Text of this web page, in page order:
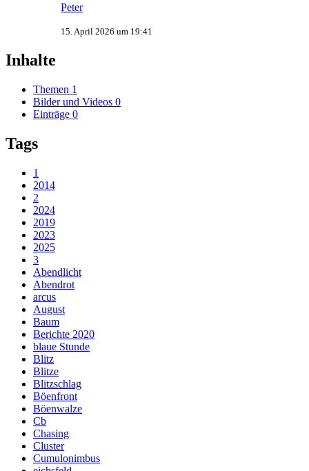
Peter
15. April 2026 um 19:41
Inhalte
Themen 1
Bilder und Videos 0
Einträge 0
Tags
1
2014
2
2024
2019
2023
2025
3
Abendlicht
Abendrot
arcus
August
Baum
Berichte 2020
blaue Stunde
Blitz
Blitze
Blitzschlag
Böenfront
Böenwalze
Cb
Chasing
Cluster
Cumulonimbus